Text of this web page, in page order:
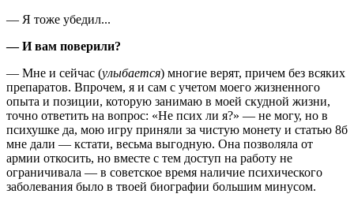
— Я тоже убедил...
— И вам поверили?
— Мне и сейчас (улыбается) многие верят, причем без всяких
препаратов. Впро­чем, я и сам с учетом моего жизненного
опыта и позиции, которую занимаю в моей скудной жизни,
точно ответить на вопрос: «Не псих ли я?» — не могу, но в
психушке да, мою игру приняли за чистую монету и статью 8б
мне дали — кстати, весьма выгодную. Она позволяла от
армии откосить, но вместе с тем доступ на работу не
ограничивала — в советское время наличие психического
заболевания было в твоей биографии большим минусом.